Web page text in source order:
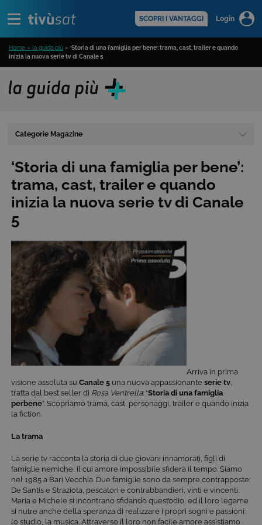
SCOPRI I VANTAGGI Login
Home » la guida più » ‘Storia di una famiglia per bene’: trama, cast, trailer e quando
inizia la nuova serie tv di Canale 5
Categorie Magazine
‘Storia di una famiglia per bene’:
trama, cast, trailer e quando
inizia la nuova serie tv di Canale
5
Arriva in prima
visione assoluta su Canale 5 una nuova appassionante serie tv
tratta dal best seller di Rosa Ventrella: “Storia di una famiglia
perbene”. Scopriamo trama, cast, personaggi, trailer e quando inizia
la fiction.
La trama
La serie tv racconta la storia di due giovani innamorati, figli di
famiglie nemiche, il cui amore impossibile sfiderà il tempo. Siamo
nel 1985 a Bari Vecchia. Due famiglie sono da sempre contrapposte:
De Santis e Straziota, pescatori e contrabbandieri, vinti e vincenti.
Maria e Michele si incontrano sfidando quest’odio, ed il loro legame
si nutre anche della speranza di realizzare i propri sogni e passioni:
lo studio, la musica. Attraverso il loro non facile amore assistiamo